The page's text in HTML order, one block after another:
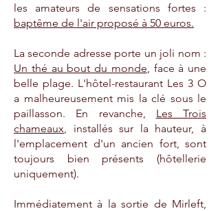
les amateurs de sensations fortes :
baptême de l'air proposé à 50 euros.
La seconde adresse porte un joli nom :
Un thé au bout du monde, face à une
belle plage. L'hôtel-restaurant Les 3 O
a malheureusement mis la clé sous le
paillasson. En revanche, Les Trois
chameaux, installés sur la hauteur, à
l'emplacement d'un ancien fort, sont
toujours bien présents (hôtellerie
uniquement).
Immédiatement à la sortie de Mirleft,